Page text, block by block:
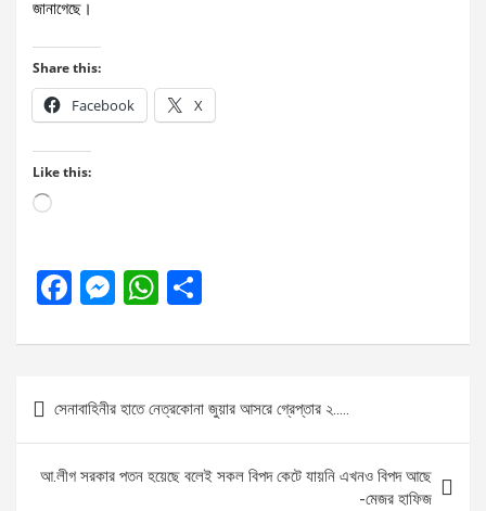
জানাগেছে।
Share this:
Facebook X
Like this:
Loading…
F
ce
b
o
o
M
se
g
er
W
at
A
p
ar
Post
navigation
সেনাবাহিনীর হাতে নেত্রকোনা জুয়ার আসরে গ্রেপ্তার ২…..
আ.লীগ সরকার পতন হয়েছে বলেই সকল বিপদ কেটে যায়নি এখনও বিপদ আছে
-মেজর হাফিজ